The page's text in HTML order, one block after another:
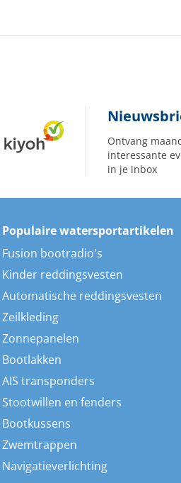
Ontvang
interessante
in je inbox
Populaire watersportartikelen
Fusion bootradio's
Kinder reddingsvesten
Automatische reddingsvesten
Zeilkleding
Zonnepanelen
Bootlakken
AIS transponders
Stootwillen en fenders
Bootkussens
Zwemtrappen
Navigatieverlichting